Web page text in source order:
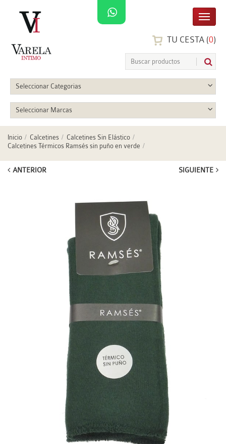
TU CESTA (0)
Seleccionar Categorias
Seleccionar Marcas
Inicio Calcetines
Calcetines Sin Elástico
Calcetines Térmicos Ramsés sin puño en verde
ANTERIOR SIGUIENTE